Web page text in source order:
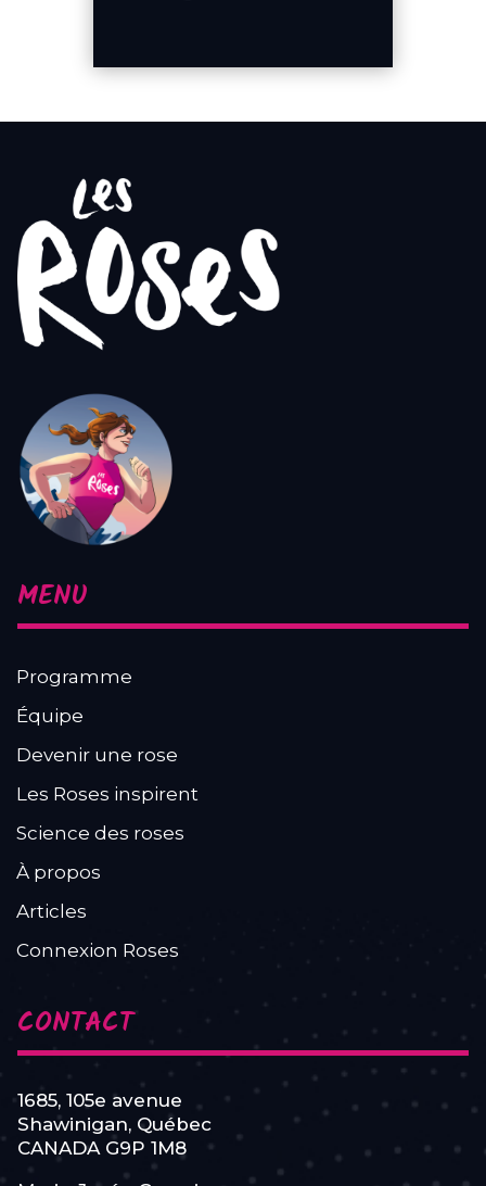
MENU
Programme
Équipe
Devenir une rose
Les Roses inspirent
Science des roses
À propos
Articles
Connexion Roses
CONTACT
1685, 105e avenue
Shawinigan, Québec
CANADA G9P 1M8